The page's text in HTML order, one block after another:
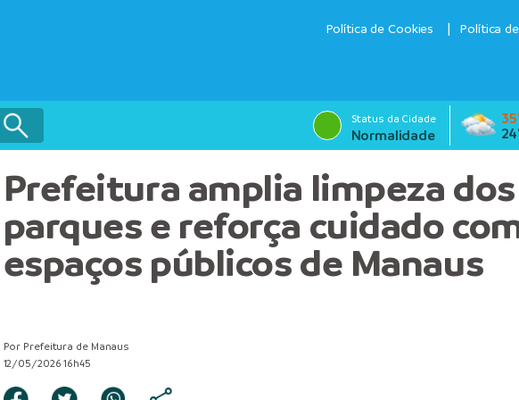
Política de Cookies Política
Status da Cidade
Normalidade
Prefeitura amplia limpeza dos
parques e reforça cuidado
espaços públicos de Manaus
Por Prefeitura de Manaus
12/05/2026 16h45